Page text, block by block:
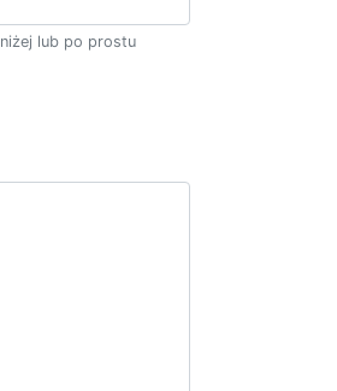
lub po prostu